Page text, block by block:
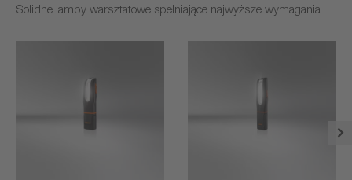
Solidne lampy warsztatowe spełniające najwyższe wymagania